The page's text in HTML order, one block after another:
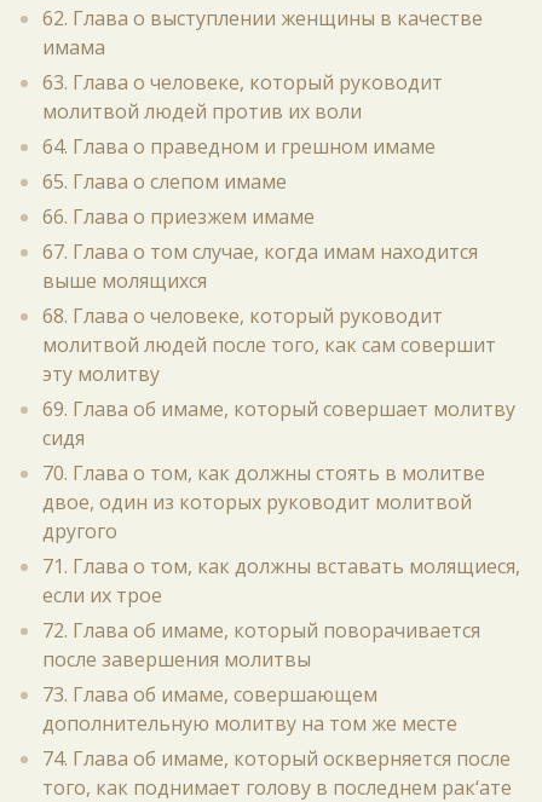
62. Глава о выступлении женщины в качестве
имама
63. Глава о человеке, который руководит
молитвой людей против их воли
64. Глава о праведном и грешном имаме
65. Глава о слепом имаме
66. Глава о приезжем имаме
67. Глава о том случае, когда имам находится
выше молящихся
68. Глава о человеке, который руководит
молитвой людей после того, как сам совершит
эту молитву
69. Глава об имаме, который совершает молитву
сидя
70. Глава о том, как должны стоять в молитве
двое, один из которых руководит молитвой
другого
71. Глава о том, как должны вставать молящиеся,
если их трое
72. Глава об имаме, который поворачивается
после завершения молитвы
73. Глава об имаме, совершающем
дополнительную молитву на том же месте
74. Глава об имаме, который оскверняется после
того, как поднимает голову в последнем рак‘ате